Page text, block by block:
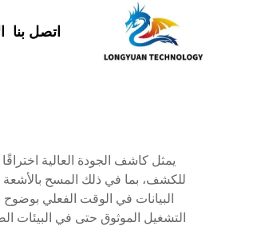
اتصل بنا
يمثل كاشف الجودة العالية
للكشف، بما في ذلك المسح بالأشعة
البيانات في الوقت الفعلي
التشغيل الموثوق حتى في البيئات